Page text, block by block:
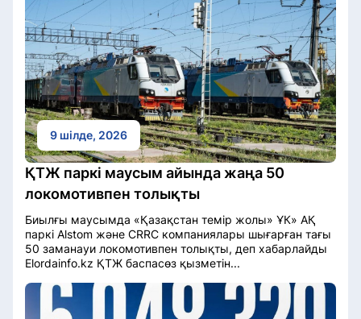
9 шілде, 2026
ҚТЖ паркі маусым айында жаңа 50
локомотивпен толықты
Биылғы маусымда «Қазақстан темір жолы» ҰК» АҚ
паркі Alstom және CRRC компаниялары шығарған тағы
50 заманауи локомотивпен толықты, деп хабарлайды
Elordainfo.kz ҚТЖ баспасөз қызметін...